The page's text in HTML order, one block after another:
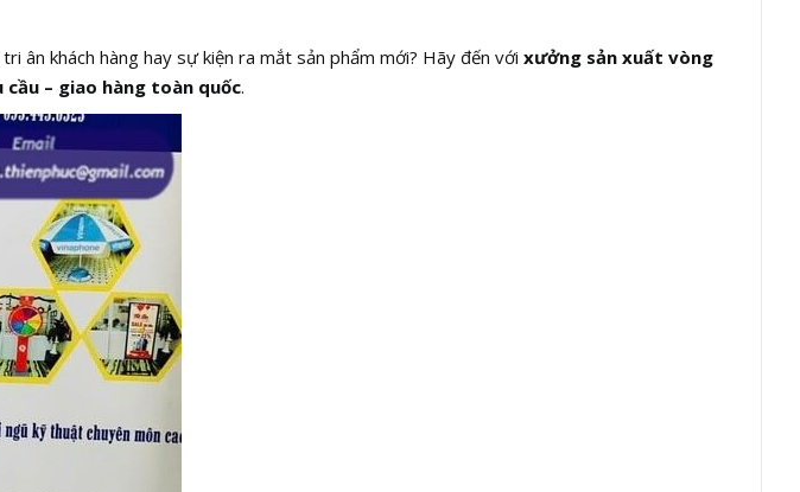
ân khách hàng hay sự kiện ra mắt sản phẩm mới? Hãy đến với xưởng sản xuất vòng
– giao hàng toàn quốc.